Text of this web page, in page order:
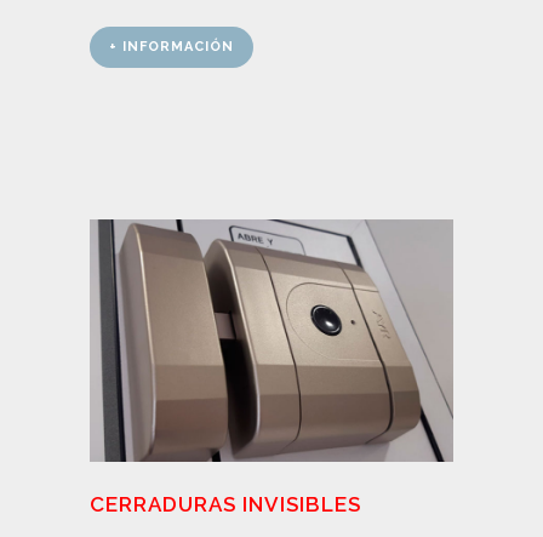
+ INFORMACIÓN
CERRADURAS INVISIBLES